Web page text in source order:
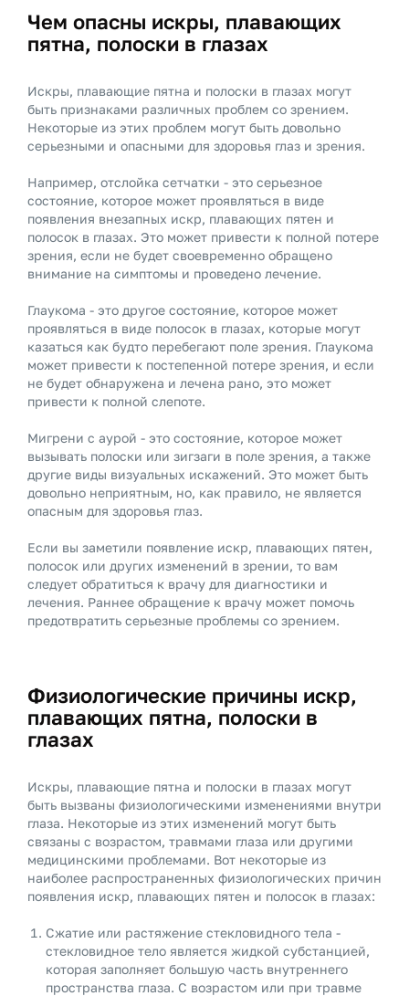
Чем опасны искры, плавающих
пятна, полоски в глазах
Искры, плавающие пятна и полоски в глазах могут
быть признаками различных проблем со зрением.
Некоторые из этих проблем могут быть довольно
серьезными и опасными для здоровья глаз и зрения.
Например, отслойка сетчатки - это серьезное
состояние, которое может проявляться в виде
появления внезапных искр, плавающих пятен и
полосок в глазах. Это может привести к полной потере
зрения, если не будет своевременно обращено
внимание на симптомы и проведено лечение.
Глаукома - это другое состояние, которое может
проявляться в виде полосок в глазах, которые могут
казаться как будто перебегают поле зрения. Глаукома
может привести к постепенной потере зрения, и если
не будет обнаружена и лечена рано, это может
привести к полной слепоте.
Мигрени с аурой - это состояние, которое может
вызывать полоски или зигзаги в поле зрения, а также
другие виды визуальных искажений. Это может быть
довольно неприятным, но, как правило, не является
опасным для здоровья глаз.
Если вы заметили появление искр, плавающих пятен,
полосок или других изменений в зрении, то вам
следует обратиться к врачу для диагностики и
лечения. Раннее обращение к врачу может помочь
предотвратить серьезные проблемы со зрением.
Физиологические причины искр,
плавающих пятна, полоски в
глазах
Искры, плавающие пятна и полоски в глазах могут
быть вызваны физиологическими изменениями внутри
глаза. Некоторые из этих изменений могут быть
связаны с возрастом, травмами глаза или другими
медицинскими проблемами. Вот некоторые из
наиболее распространенных физиологических причин
появления искр, плавающих пятен и полосок в глазах:
Сжатие или растяжение стекловидного тела -
стекловидное тело является жидкой субстанцией,
которая заполняет большую часть внутреннего
пространства глаза. С возрастом или при травме